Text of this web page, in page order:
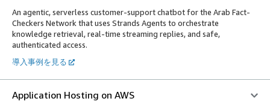
An agentic, serverless customer-support chatbot for the Arab Fact-
Checkers Network that uses Strands Agents to orchestrate
knowledge retrieval, real-time streaming replies, and safe,
authenticated access.
導入事例を見る
Application Hosting on AWS